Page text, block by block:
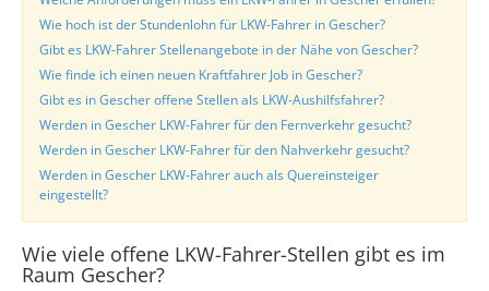
Wie hoch ist der Stundenlohn für LKW-Fahrer in Gescher?
Gibt es LKW-Fahrer Stellenangebote in der Nähe von Gescher?
Wie finde ich einen neuen Kraftfahrer Job in Gescher?
Gibt es in Gescher offene Stellen als LKW-Aushilfsfahrer?
Werden in Gescher LKW-Fahrer für den Fernverkehr gesucht?
Werden in Gescher LKW-Fahrer für den Nahverkehr gesucht?
Werden in Gescher LKW-Fahrer auch als Quereinsteiger
eingestellt?
Wie viele offene LKW-Fahrer-Stellen gibt es im
Raum Gescher?